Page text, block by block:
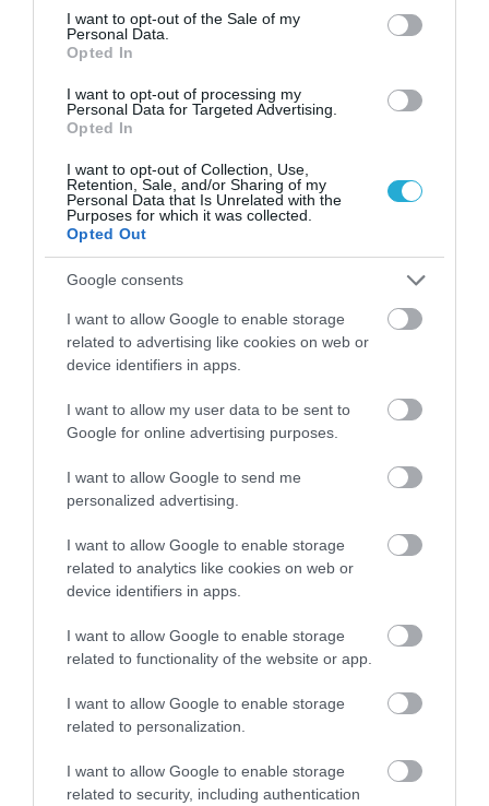
consent section.
I want to opt-out of the Sale of my
Personal Data.
Opted In
I want to opt-out of processing my
Personal Data for Targeted Advertising.
Opted In
I want to opt-out of Collection, Use,
Retention, Sale, and/or Sharing of my
Personal Data that Is Unrelated with the
Purposes for which it was collected.
Opted Out
Google consents
I want to allow Google to enable storage
related to advertising like cookies on web or
device identifiers in apps.
I want to allow my user data to be sent to
Google for online advertising purposes.
I want to allow Google to send me
personalized advertising.
I want to allow Google to enable storage
related to analytics like cookies on web or
device identifiers in apps.
I want to allow Google to enable storage
related to functionality of the website or app.
I want to allow Google to enable storage
related to personalization.
I want to allow Google to enable storage
related to security, including authentication
το καλοκαίρι
08.08.2026
Συνταγή: Πώς θα φτιάξετε bao buns με
07.08.2026
Πληθωρισμός: Μειώθηκε τον Ιούλιο στο
3,4% – «Καίνε» οι τιμές στα κρέατα